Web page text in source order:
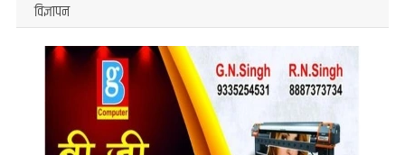
विज्ञापन